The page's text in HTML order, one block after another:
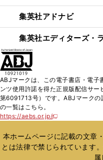
集英社アドナビ
集英社エディターズ・
ABJマークは、この電子書店・電子
ンツ使用許諾を得た正規版配信サ
第6091713号）です。ABJマークの
の一覧はこちら。
https://aebs.or.jp/
新
い
ウ
ィ
本ホームページに記載の文章
とは法律で禁じられています
属